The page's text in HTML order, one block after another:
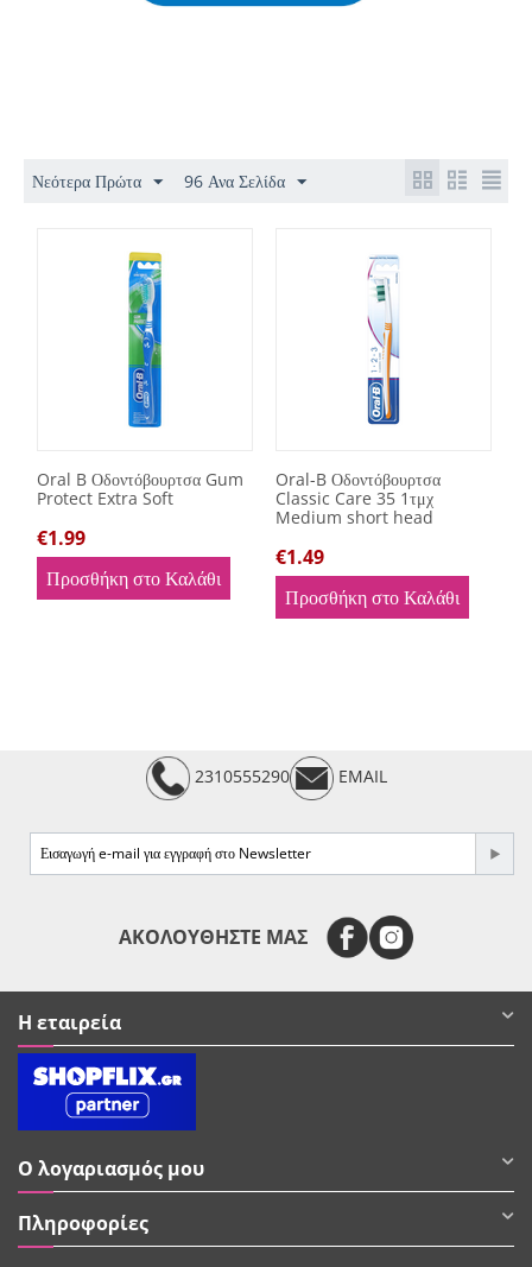
Νεότερα Πρώτα 96 Ανα Σελίδα
Oral B Οδοντόβουρτσα Gum
Protect Extra Soft
€1.99
Προσθήκη στο Καλάθι
Oral-B Οδοντόβουρτσα
Classic Care 35 1τμχ
Medium short head
€1.49
Προσθήκη στο Καλάθι
2310555290 EMAIL
ΑΚΟΛΟΥΘΗΣΤΕ ΜΑΣ
Η εταιρεία
Ο λογαριασμός μου
Πληροφορίες